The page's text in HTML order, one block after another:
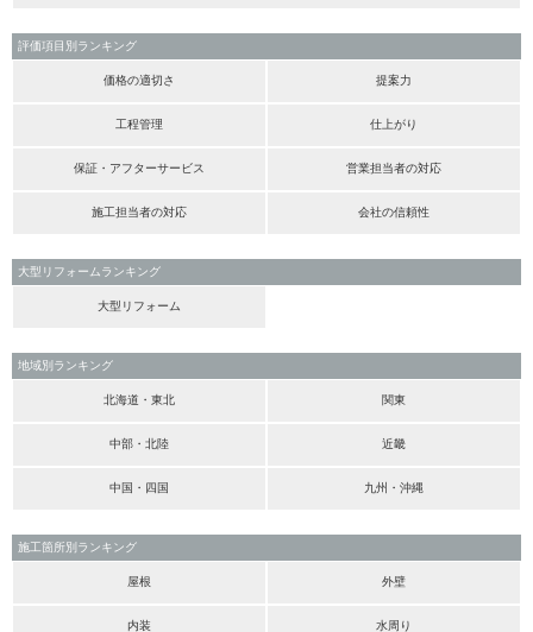
評価項目別ランキング
価格の適切さ 提案力
工程管理 仕上がり
保証・アフターサービス 営業担当者の対応
施工担当者の対応 会社の信頼性
大型リフォームランキング
大型リフォーム
地域別ランキング
北海道・東北 関東
中部・北陸 近畿
中国・四国 九州・沖縄
施工箇所別ランキング
屋根 外壁
内装 水周り